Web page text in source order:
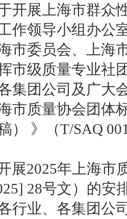
开展上海市群众
作领导小组办公
市委员会、上海
市级质量专业社
集团公司及广大
市质量协会团体
） 》（T/SAQ
展2025年上海市
28号文）的
行业、各集团公